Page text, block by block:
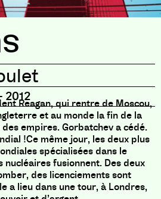
2012Reagan, qui rentre de Moscou,
et au monde la fin de la
empires. Gorbatchev a cédé.
!Ce même jour, les deux plus
spécialisées dans le
fusionnent. Des deux
des licenciements sont
a lieu dans une tour, à Londres,